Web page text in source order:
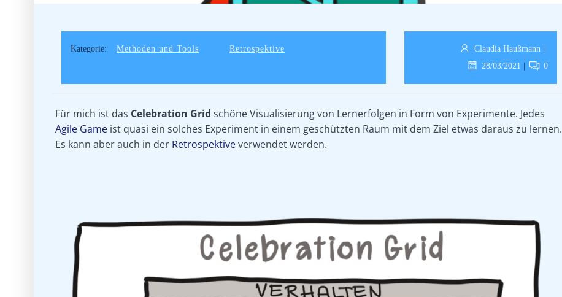
Kategorie: Methoden und Tools Retrospektive Claudia Haußmann
28/03/2021
0
Für mich ist das Celebration Grid schöne Visualisierung von Lernerfolgen in Form von Experimente. Jedes
Agile Game ist quasi ein solches Experiment in einem geschützten Raum mit dem Ziel etwas daraus zu lernen.
Es kann aber auch in der Retrospektiveverwendet werden.